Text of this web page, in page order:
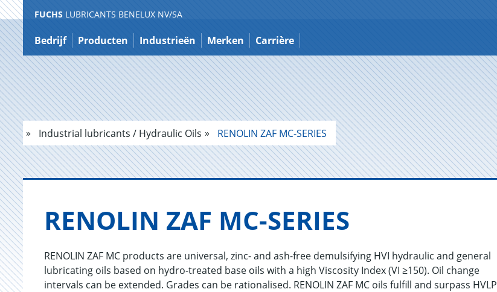
Naar
inhoud
gaan
FUCHS LUBRICANTS BENELUX NV/SA
Bedrijf Producten Industrieën Merken Carrière
Industrial lubricants / Hydraulic Oils RENOLIN ZAF MC-SERIES
RENO­LIN ZAF MC-SE­RIES
RENOLIN ZAF MC products are universal, zinc- and ash-free demulsifying HVI hydraulic and general
lubricating oils based on hydro-treated base oils with a high Viscosity Index (VI ≥150). Oil change
intervals can be extended. Grades can be rationalised. RENOLIN ZAF MC oils fulfill and surpass HVLP